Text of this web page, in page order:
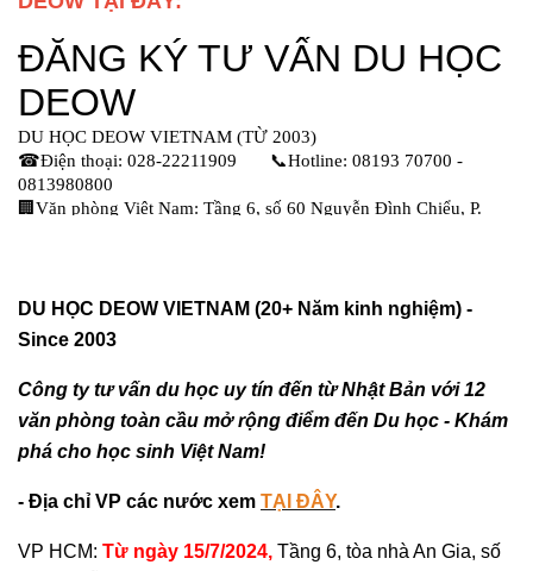
DU HỌC DEOW VIETNAM (20+ Năm kinh nghiệm) -
Since 2003
Công ty tư vấn du học uy tín đến từ Nhật Bản với 12
văn phòng toàn cầu mở rộng điểm đến Du học - Khám
phá cho học sinh Việt Nam!
- Địa chỉ VP các nước xem TẠI ĐÂY.
VP HCM: Từ ngày 15/7/2024, Tầng 6, tòa nhà An Gia, số